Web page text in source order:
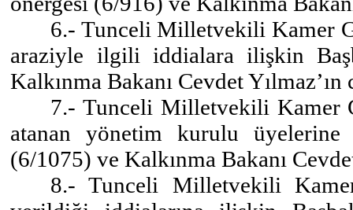
6.- Tunceli Milletvekili Kamer
araziyle ilgili iddialara ilişkin
Kalkınma Bakanı Cevdet Yılmaz’ın
7.- Tunceli Milletvekili Kamer
atanan yönetim kurulu
(6/1075) ve Kalkınma Bakanı
8.- Tunceli Milletvekili